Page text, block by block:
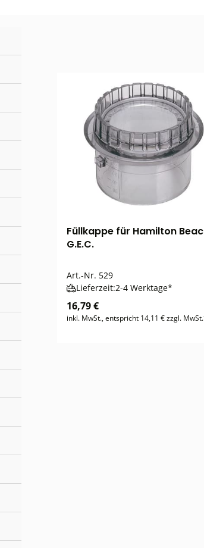
Füllkappe für Hamilton
G.E.C.
Art.-Nr. 529
Lieferzeit:2-4 Werktage*
16,79 €
inkl. MwSt., entspricht 14,11 € zzgl.